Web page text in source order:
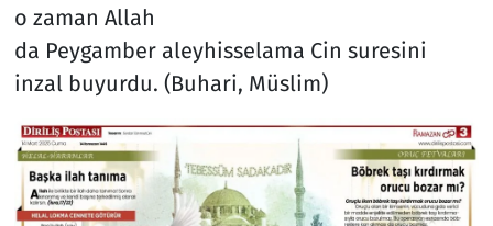
o zaman Allah
da Peygamber aleyhisselama Cin suresini
inzal buyurdu. (Buhari, Müslim)